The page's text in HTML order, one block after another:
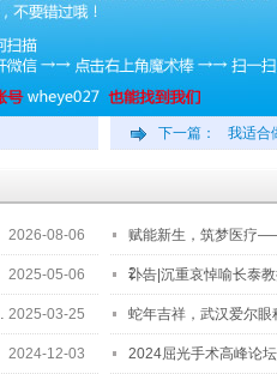
下一篇： 我适合
2026-08-06 赋能新生，筑梦医疗
2…
2025-05-06 讣告|沉重哀悼喻长泰教
2025-03-25 蛇年吉祥，武汉爱尔
2024-12-03 2024屈光手术高峰论